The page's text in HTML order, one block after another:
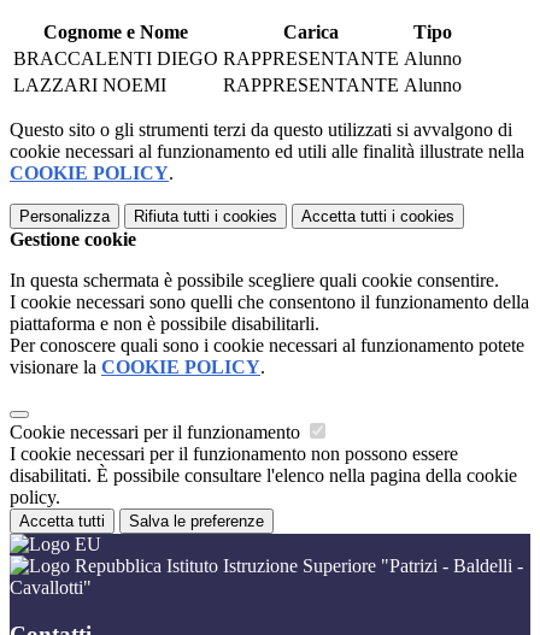
Cognome e Nome Carica
Tipo
BRACCALENTI DIEGO RAPPRESENTANTE Alunno
LAZZARI NOEMI
RAPPRESENTANTE Alunno
Questo sito o gli strumenti terzi da questo utilizzati si avvalgono di
cookie necessari al funzionamento ed utili alle finalità illustrate nella
COOKIE POLICY.
Personalizza Rifiuta tutti i cookies Accetta tutti i cookies
Gestione cookie
In questa schermata è possibile scegliere quali cookie consentire.
I cookie necessari sono quelli che consentono il funzionamento della
piattaforma e non è possibile disabilitarli.
Per conoscere quali sono i cookie necessari al funzionamento potete
visionare la COOKIE POLICY.
Cookie necessari per il funzionamento
I cookie necessari per il funzionamento non possono essere
disabilitati. È possibile consultare l'elenco nella pagina della cookie
policy.
Accetta tutti Salva le preferenze
Istituto Istruzione Superiore "Patrizi - Baldelli -
Cavallotti"